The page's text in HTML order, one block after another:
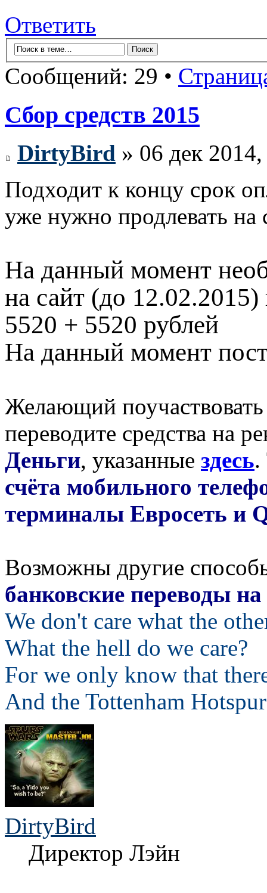
Ответить
Сообщений: 29 •
Сбор средств 2015
DirtyBird » 06 дек
Подходит к концу срок
уже нужно продлевать
На данный момент
на сайт (до
5520 + 5520 рублей
На данный момент
Желающий
переводите средства на
Деньги, указанные здесь.
счёта мобильного
терминалы Евросеть и
Возможны другие
банковские переводы на
We don't care what the
What the hell do we care?
For we only know that
And the Tottenham
DirtyBird
Директор Лэйн